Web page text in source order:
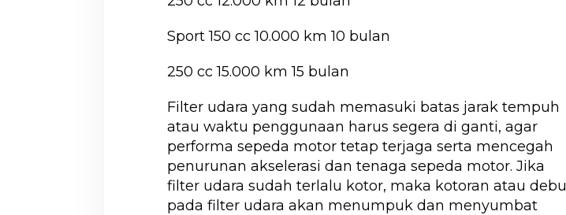
Sport 150 cc 10.000 km 10 bulan
250 cc 15.000 km 15 bulan
Filter udara yang sudah memasuki batas jarak tempuh
atau waktu penggunaan harus segera di ganti, agar
performa sepeda motor tetap terjaga serta mencegah
penurunan akselerasi dan tenaga sepeda motor. Jika
filter udara sudah terlalu kotor, maka kotoran atau debu
pada filter udara akan menumpuk dan menyumbat